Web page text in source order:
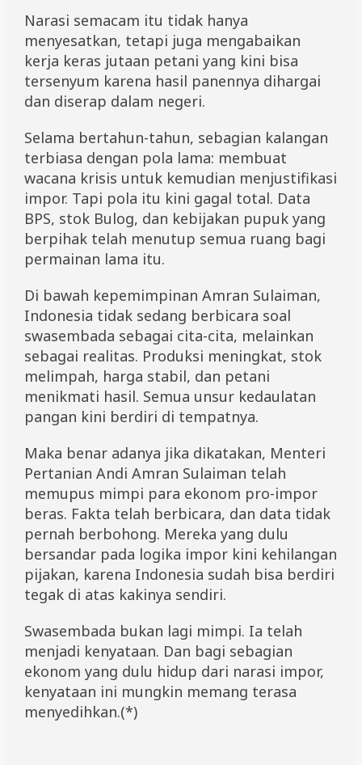
Narasi semacam itu tidak hanya
menyesatkan, tetapi juga mengabaikan
kerja keras jutaan petani yang kini bisa
tersenyum karena hasil panennya dihargai
dan diserap dalam negeri.
Selama bertahun-tahun, sebagian kalangan
terbiasa dengan pola lama: membuat
wacana krisis untuk kemudian menjustifikasi
impor. Tapi pola itu kini gagal total. Data
BPS, stok Bulog, dan kebijakan pupuk yang
berpihak telah menutup semua ruang bagi
permainan lama itu.
Di bawah kepemimpinan Amran Sulaiman,
Indonesia tidak sedang berbicara soal
swasembada sebagai cita-cita, melainkan
sebagai realitas. Produksi meningkat, stok
melimpah, harga stabil, dan petani
menikmati hasil. Semua unsur kedaulatan
pangan kini berdiri di tempatnya.
Maka benar adanya jika dikatakan, Menteri
Pertanian Andi Amran Sulaiman telah
memupus mimpi para ekonom pro-impor
beras. Fakta telah berbicara, dan data tidak
pernah berbohong. Mereka yang dulu
bersandar pada logika impor kini kehilangan
pijakan, karena Indonesia sudah bisa berdiri
tegak di atas kakinya sendiri.
Swasembada bukan lagi mimpi. Ia telah
menjadi kenyataan. Dan bagi sebagian
ekonom yang dulu hidup dari narasi impor,
kenyataan ini mungkin memang terasa
menyedihkan.(*)